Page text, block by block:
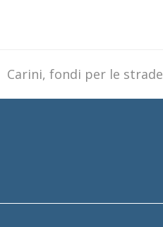
next
post:
Carini, fondi per le